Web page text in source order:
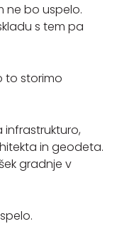
ne bo uspelo.
s tem pa
to storimo
infrastrukturo,
in geodeta.
gradnje v